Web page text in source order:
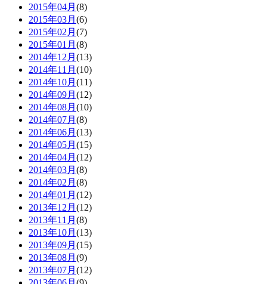
2015年04月 (8)
2015年03月 (6)
2015年02月 (7)
2015年01月 (8)
2014年12月 (13)
2014年11月 (10)
2014年10月 (11)
2014年09月 (12)
2014年08月 (10)
2014年07月 (8)
2014年06月 (13)
2014年05月 (15)
2014年04月 (12)
2014年03月 (8)
2014年02月 (8)
2014年01月 (12)
2013年12月 (12)
2013年11月 (8)
2013年10月 (13)
2013年09月 (15)
2013年08月 (9)
2013年07月 (12)